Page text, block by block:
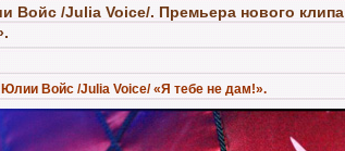
Войс /Julia Voice/. Премьера нового клипа
Войс /Julia Voice/ «Я тебе не дам!».